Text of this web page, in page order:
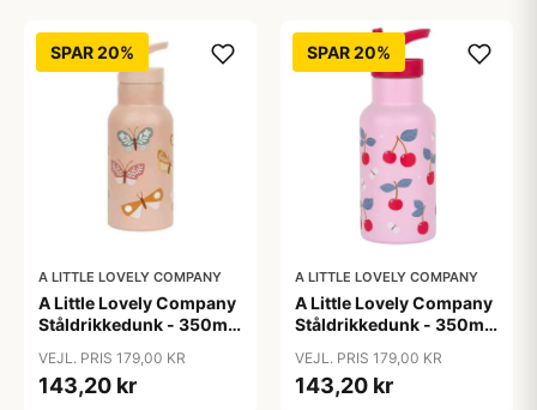
SPAR 20%
A LITTLE LOVELY COMPANY
A Little Lovely Company
Ståldrikkedunk - 350ml
VEJL. PRIS 179,00 KR
143,20 kr
SPAR 20%
A LITTLE LOVELY COMPANY
A Little Lovely Company
Ståldrikkedunk - 350ml
VEJL. PRIS 179,00 KR
143,20 kr